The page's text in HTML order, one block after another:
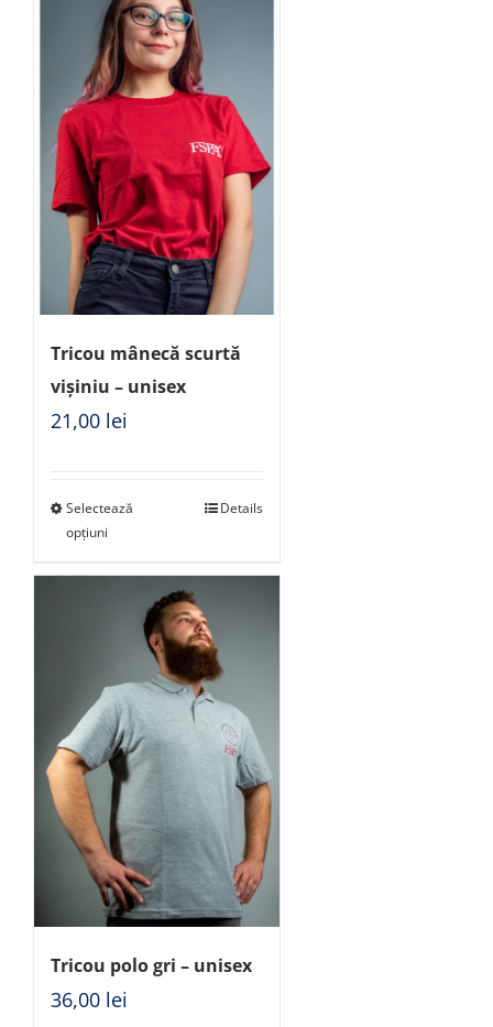
Tricou mânecă scurtă
vișiniu – unisex
21,00 lei
Selectează
opțiuni
Details
Tricou polo gri – unisex
36,00 lei